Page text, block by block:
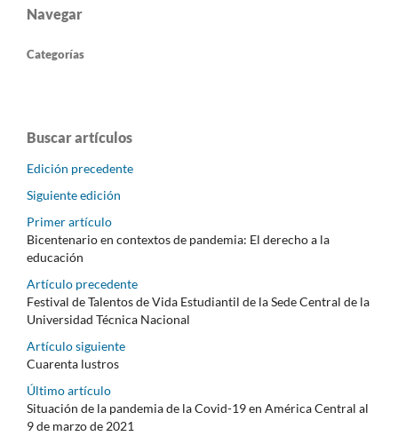
Navegar
Categorías
Buscar artículos
Edición precedente
Siguiente edición
Primer artículo
Bicentenario en contextos de pandemia: El derecho a la
educación
Artículo precedente
Festival de Talentos de Vida Estudiantil de la Sede Central de la
Universidad Técnica Nacional
Artículo siguiente
Cuarenta lustros
Último artículo
Situación de la pandemia de la Covid-19 en América Central al
9 de marzo de 2021